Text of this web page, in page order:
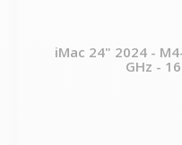
iMac 24" 2024 -
GHz -